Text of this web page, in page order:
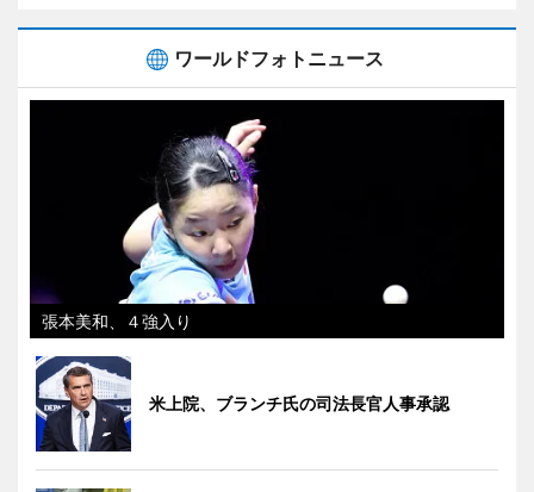
ワールドフォトニュース
張本美和、４強入り
米上院、ブランチ氏の司法長官人事承認